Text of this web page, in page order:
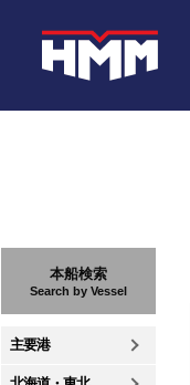
本船検索
Search by Vessel
主要港